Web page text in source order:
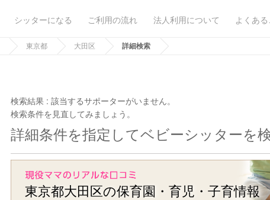
シッターになる ご利用の流れ 法人利用について よくあ
東京都 大田区 詳細検索
検索結果 :該当するサポーターがいません。
検索条件を見直してみましょう。
詳細条件を指定してベビーシッターを
東京都大田区の保育園・育児・子育情報